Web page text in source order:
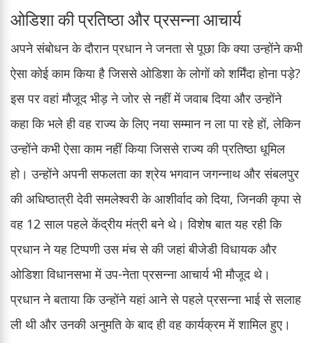
ओडिशा की प्रतिष्ठा और प्रसन्ना आचार्य
अपने संबोधन के दौरान प्रधान ने जनता से पूछा कि क्या उन्होंने कभी
ऐसा कोई काम किया है जिससे ओडिशा के लोगों को शर्मिंदा होना पड़े?
इस पर वहां मौजूद भीड़ ने जोर से नहीं में जवाब दिया और उन्होंने
कहा कि भले ही वह राज्य के लिए नया सम्मान न ला पा रहे हों, लेकिन
उन्होंने कभी ऐसा काम नहीं किया जिससे राज्य की प्रतिष्ठा धूमिल
हो। उन्होंने अपनी सफलता का श्रेय भगवान जगन्नाथ और संबलपुर
की अधिष्ठात्री देवी समलेश्वरी के आशीर्वाद को दिया, जिनकी कृपा से
वह 12 साल पहले केंद्रीय मंत्री बने थे। विशेष बात यह रही कि
प्रधान ने यह टिप्पणी उस मंच से की जहां बीजेडी विधायक और
ओडिशा विधानसभा में उप-नेता प्रसन्ना आचार्य भी मौजूद थे।
प्रधान ने बताया कि उन्होंने यहां आने से पहले प्रसन्ना भाई से सलाह
ली थी और उनकी अनुमति के बाद ही वह कार्यक्रम में शामिल हुए।